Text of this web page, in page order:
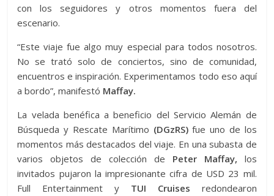
con los seguidores y otros momentos fuera del
escenario.
“Este viaje fue algo muy especial para todos nosotros.
No se trató solo de conciertos, sino de comunidad,
encuentros e inspiración. Experimentamos todo eso aquí
a bordo”, manifestó Maffay.
La velada benéfica a beneficio del Servicio Alemán de
Búsqueda y Rescate Marítimo (DGzRS)fue uno de los
momentos más destacados del viaje. En una subasta de
varios objetos de colección de Peter Maffay, los
invitados pujaron la impresionante cifra de USD 23 mil.
Full Entertainment y TUI Cruises redondearon